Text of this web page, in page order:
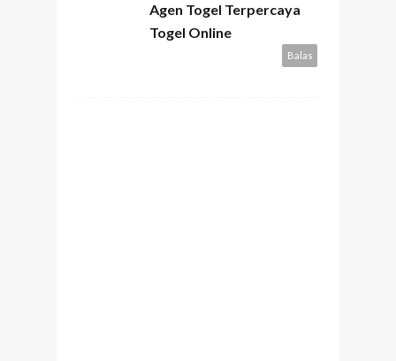
Agen Togel Terpercaya
Togel Online
Balas